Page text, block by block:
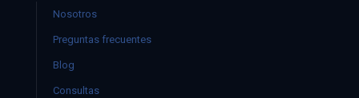
Nosotros
Preguntas frecuentes
Blog
Consultas